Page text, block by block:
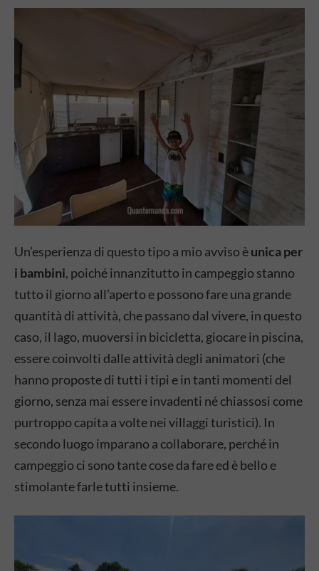
Un’esperienza di questo tipo a mio avviso èunica per
i bambini, poiché innanzitutto in campeggio stanno
tutto il giorno all’aperto e possono fare una grande
quantità di attività, che passano dal vivere, in questo
caso, il lago, muoversi in bicicletta, giocare in piscina,
essere coinvolti dalle attività degli animatori (che
hanno proposte di tutti i tipi e in tanti momenti del
giorno, senza mai essere invadenti né chiassosi come
purtroppo capita a volte nei villaggi turistici). In
secondo luogo imparano a collaborare, perché in
campeggio ci sono tante cose da fare ed è bello e
stimolante farle tutti insieme.